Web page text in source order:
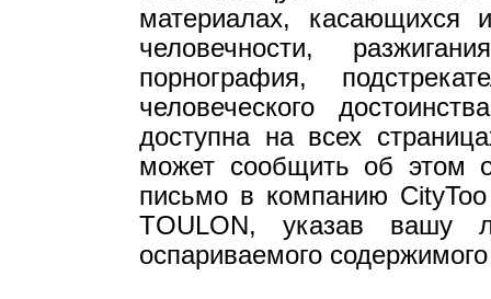
материалах, касающихся
человечности,
порнография,
человеческого
доступна на всех
может сообщить об этом
письмо в компанию
TOULON, указав вашу
оспариваемого